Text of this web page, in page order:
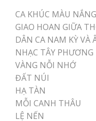
CA KHÚC MÀU
GIAO HOAN GIỮA
DÂN CA NAM KỲ VÀ
NHẠC TÂY PHƯƠNG
VÀNG NỖI NHỚ
ĐẤT NÚI
HẠ TÀN
MỖI CANH THÂU
LỆ NẾN